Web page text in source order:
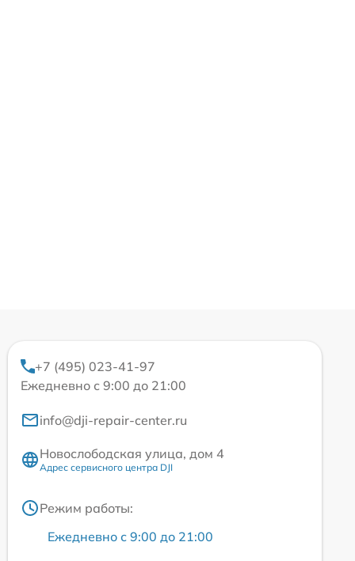
+7 (495) 023-41-97
Ежедневно с 9:00 до 21:00
info@dji-repair-center.ru
Новослободская улица, дом 4
Адрес сервисного центра DJI
Режим работы:
Ежедневно с 9:00 до 21:00